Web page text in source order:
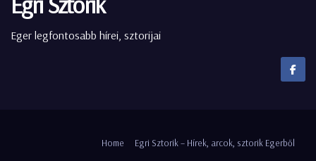
Eger legfontosabb hírei, sztorijai
Home Egri Sztorik – Hírek, arcok, sztorik Egerből